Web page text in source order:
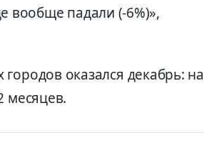
вообще падали (-6%)»,
оказался декабрь: на
месяцев.